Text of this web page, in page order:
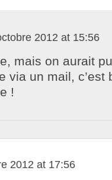
2012 at 15:56
mais on aurait pu
via un mail, c’est
!
2012 at 17:56